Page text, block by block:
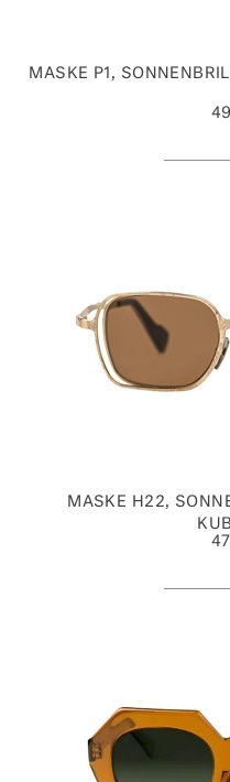
MASKE P1,
MASKE H22,